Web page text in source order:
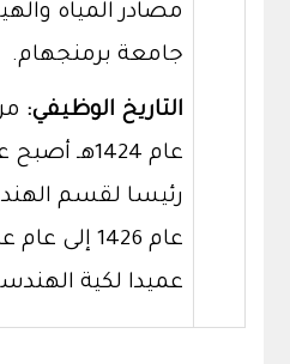
مصادر المياه
جامعة برمنجهام.
التاريخ الوظيفي:
عام 1424هـ
رئيسا لقسم
عميدا لكية